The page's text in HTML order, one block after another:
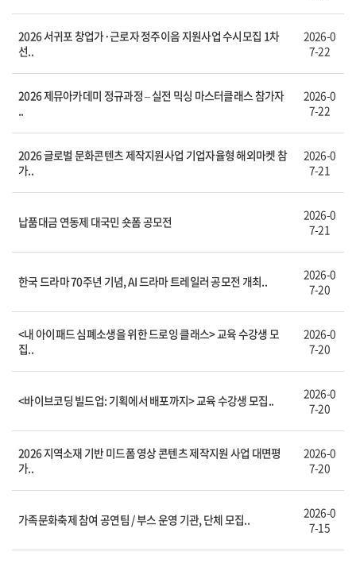
2026 서귀포 창업가·근로자 정주이음 지원사업 수시모집 1차
선..
2026-0
7-22
2026 제뮤아카데미 정규과정 – 실전 믹싱 마스터클래스 참가자
..
2026-0
7-22
2026 글로벌 문화콘텐츠 제작지원사업 기업자율형 해외마켓 참
가..
2026-0
7-21
납품대금 연동제 대국민 숏폼 공모전
2026-0
7-21
한국 드라마 70주년 기념, AI 드라마 트레일러 공모전 개최..
2026-0
7-20
<내 아이패드 심폐소생을 위한 드로잉 클래스> 교육 수강생 모
집..
2026-0
7-20
<바이브코딩 빌드업: 기획에서 배포까지> 교육 수강생 모집..
2026-0
7-20
2026 지역소재 기반 미드폼 영상 콘텐츠 제작지원 사업 대면평
가..
2026-0
7-20
가족문화축제 참여 공연팀 / 부스 운영 기관, 단체 모집..
2026-0
7-15